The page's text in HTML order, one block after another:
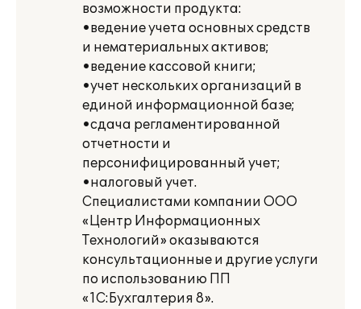
возможности продукта:
•ведение учета основных средств
и нематериальных активов;
•ведение кассовой книги;
•учет нескольких организаций в
единой информационной базе;
•сдача регламентированной
отчетности и
персонифицированный учет;
•налоговый учет.
Специалистами компании ООО
«Центр Информационных
Технологий» оказываются
консультационные и другие услуги
по использованию ПП
«1С:Бухгалтерия 8».